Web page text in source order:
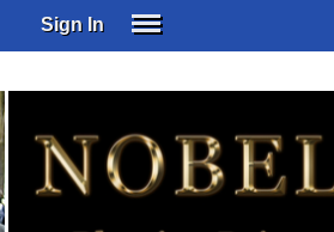
Sign In
EDUCATIONAL
GIFT CARDS
OTHER